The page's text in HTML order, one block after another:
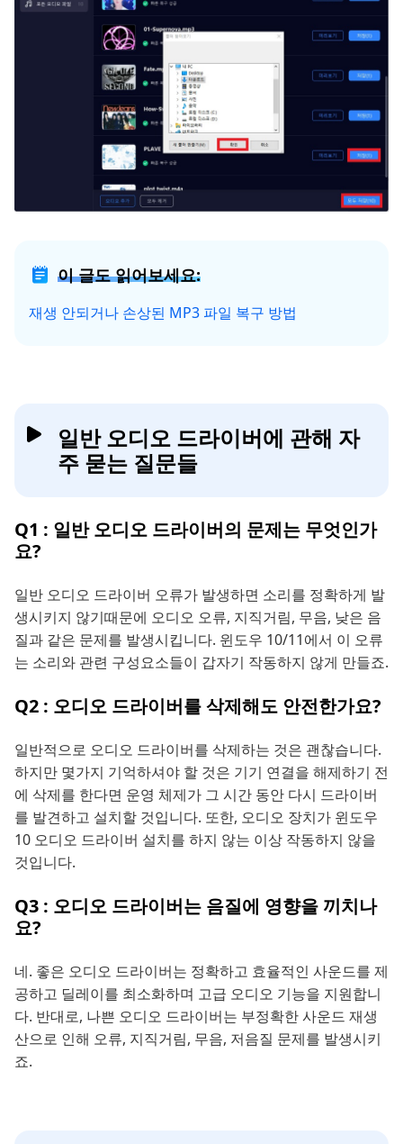
이 글도 읽어보세요:
재생 안되거나 손상된 MP3 파일 복구 방법
일반 오디오 드라이버에 관해 자
주 묻는 질문들
Q1 : 일반 오디오 드라이버의 문제는 무엇인가
요?
일반 오디오 드라이버 오류가 발생하면 소리를 정확하게 발
생시키지 않기때문에 오디오 오류, 지직거림, 무음, 낮은 음
질과 같은 문제를 발생시킵니다. 윈도우 10/11에서 이 오류
는 소리와 관련 구성요소들이 갑자기 작동하지 않게 만들죠.
Q2 : 오디오 드라이버를 삭제해도 안전한가요?
일반적으로 오디오 드라이버를 삭제하는 것은 괜찮습니다.
하지만 몇가지 기억하셔야 할 것은 기기 연결을 해제하기 전
에 삭제를 한다면 운영 체제가 그 시간 동안 다시 드라이버
를 발견하고 설치할 것입니다. 또한, 오디오 장치가 윈도우
10 오디오 드라이버 설치를 하지 않는 이상 작동하지 않을
것입니다.
Q3 : 오디오 드라이버는 음질에 영향을 끼치나
요?
네. 좋은 오디오 드라이버는 정확하고 효율적인 사운드를 제
공하고 딜레이를 최소화하며 고급 오디오 기능을 지원합니
다. 반대로, 나쁜 오디오 드라이버는 부정확한 사운드 재생
산으로 인해 오류, 지직거림, 무음, 저음질 문제를 발생시키
죠.